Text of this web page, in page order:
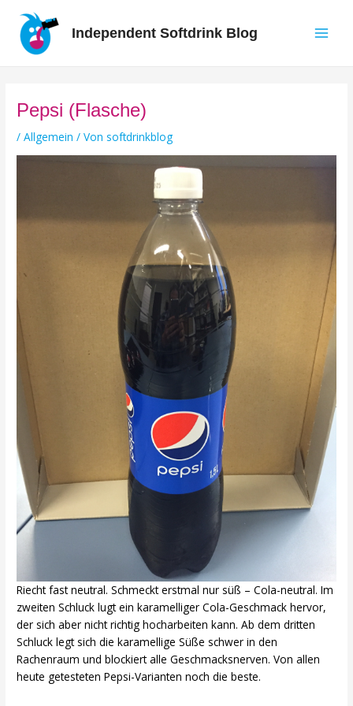
Inhalt
springen
Independent Softdrink Blog
Pepsi (Flasche)
/Allgemein / Von softdrinkblog
Riecht fast neutral. Schmeckt erstmal nur süß – Cola-neutral. Im
zweiten Schluck lugt ein karamelliger Cola-Geschmack hervor,
der sich aber nicht richtig hocharbeiten kann. Ab dem dritten
Schluck legt sich die karamellige Süße schwer in den
Rachenraum und blockiert alle Geschmacksnerven. Von allen
heute getesteten Pepsi-Varianten noch die beste.